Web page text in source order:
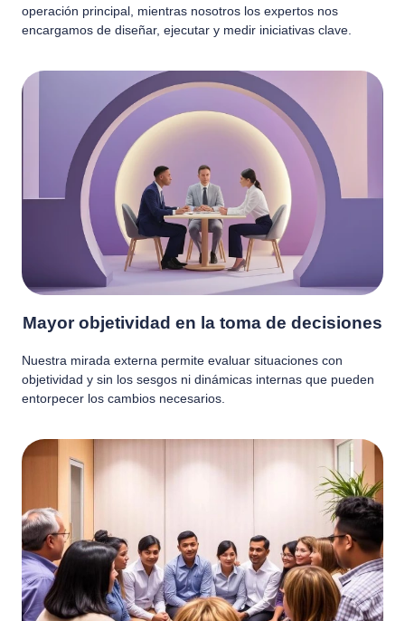
operación principal, mientras nosotros los expertos nos
encargamos de diseñar, ejecutar y medir iniciativas clave.
Mayor objetividad en la toma de decisiones
Nuestra mirada externa permite evaluar situaciones con
objetividad y sin los sesgos ni dinámicas internas que pueden
entorpecer los cambios necesarios.